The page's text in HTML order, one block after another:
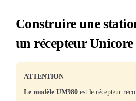
Construire une
un récepteur
ATTENTION
Le modèle UM980 est le récepteur